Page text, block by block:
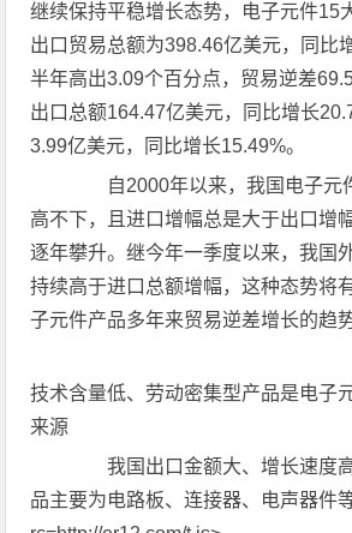
继续保持平稳增长态势，电子元件15
出口贸易总额为398.46亿美元，同比
半年高出3.09个百分点，贸易逆差
出口总额164.47亿美元，同比增长
3.99亿美元，同比增长15.49%。
自2000年以来，我国电子元
高不下，且进口增幅总是大于出口增
逐年攀升。继今年一季度以来，我国
持续高于进口总额增幅，这种态势将
子元件产品多年来贸易逆差增长的趋势
技术含量低、劳动密集型产品是电子
来源
我国出口金额大、增长速度
品主要为电路板、连接器、电声器件